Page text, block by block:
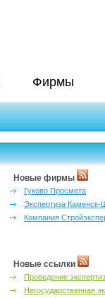
Фирмы
Новые фирмы
Гуково Просмета
Экспертиза Каменск-
Компания
Новые ссылки
Проведение
Негосударственная